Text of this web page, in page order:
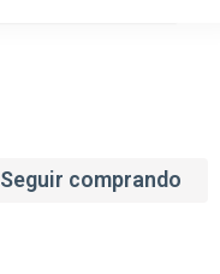
Seguir comprando